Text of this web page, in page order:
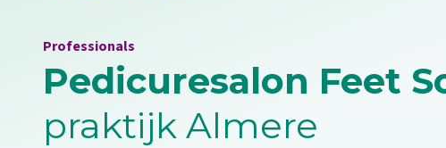
Professionals
Pedicuresalon Feet
praktijk Almere